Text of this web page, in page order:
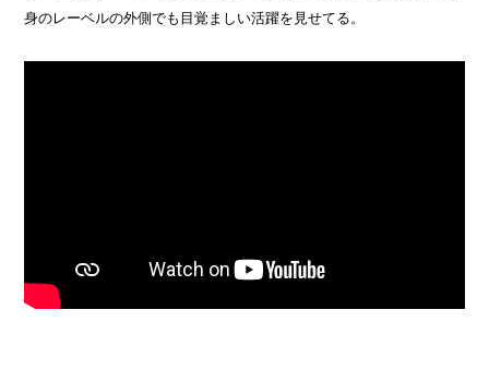
身のレーベルの外側でも目覚ましい活躍を見せてる。